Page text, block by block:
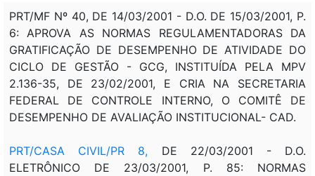
PRT/MF Nº 40, DE 14/03/2001 - D.O. DE 15/03/2001, P.
6: APROVA AS NORMAS REGULAMENTADORAS DA
GRATIFICAÇÃO DE DESEMPENHO DE ATIVIDADE DO
CICLO DE GESTÃO - GCG, INSTITUÍDA PELA MPV
2.136-35, DE 23/02/2001, E CRIA NA SECRETARIA
FEDERAL DE CONTROLE INTERNO, O COMITÊ DE
DESEMPENHO DE AVALIAÇÃO INSTITUCIONAL- CAD.
PRT/CASA CIVIL/PR 8, DE 22/03/2001 - D.O.
ELETRÔNICO DE 23/03/2001, P. 85: NORMAS